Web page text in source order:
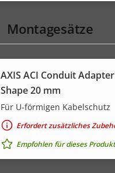
Montagesätze
AXIS ACI Conduit
Shape 20 mm
Für U-förmigen Kabelschutz
Erfordert zusätzliches
Empfohlen für dieses Produkt